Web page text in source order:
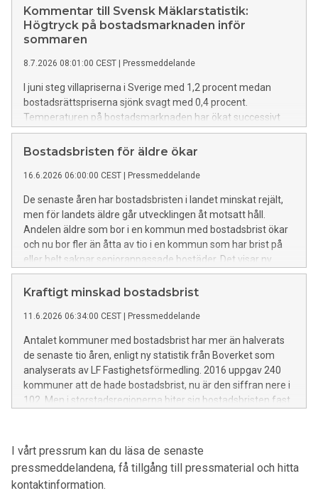
LF Fastighetsförmedling. Här finns en tabell med statistik
över de dyraste gatorna i varje län.
Kommentar till Svensk Mäklarstatistik:
Högtryck på bostadsmarknaden inför
sommaren
8.7.2026 08:01:00 CEST Pressmeddelande
I juni steg villapriserna i Sverige med 1,2 procent medan
bostadsrättspriserna sjönk svagt med 0,4 procent.
Temperaturen på bostadsmarknaden har ökat successivt
under försommaren och antalet bostadsrättsförsäljningar
ökade med hela 17 procent det senaste kvartalet, medan 11
Svensk Mäklarstatistik, analyserade av LF
Bostadsbristen för äldre ökar
16.6.2026 06:00:00 CEST Pressmeddelande
De senaste åren har bostadsbristen i landet minskat rejält,
men för landets äldre går utvecklingen åt motsatt håll.
Andelen äldre som bor i en kommun med bostadsbrist ökar
och nu bor fler än åtta av tio i en kommun som har brist på
eller helt saknar senioranpassade bostäder. Det visar ny
statistik från Boverket som analyserats av LF
Fastighetsförmedling.
Kraftigt minskad bostadsbrist
11.6.2026 06:34:00 CEST Pressmeddelande
Antalet kommuner med bostadsbrist har mer än halverats
de senaste tio åren, enligt ny statistik från Boverket som
analyserats av LF Fastighetsförmedling. 2016 uppgav 240
kommuner att de hade bostadsbrist, nu är den siffran nere i
102. Men i storstadsregionerna biter sig bostadsbristen fast.
I vårt pressrum kan du läsa de senaste
pressmeddelandena, få tillgång till pressmaterial och hitta
kontaktinformation.